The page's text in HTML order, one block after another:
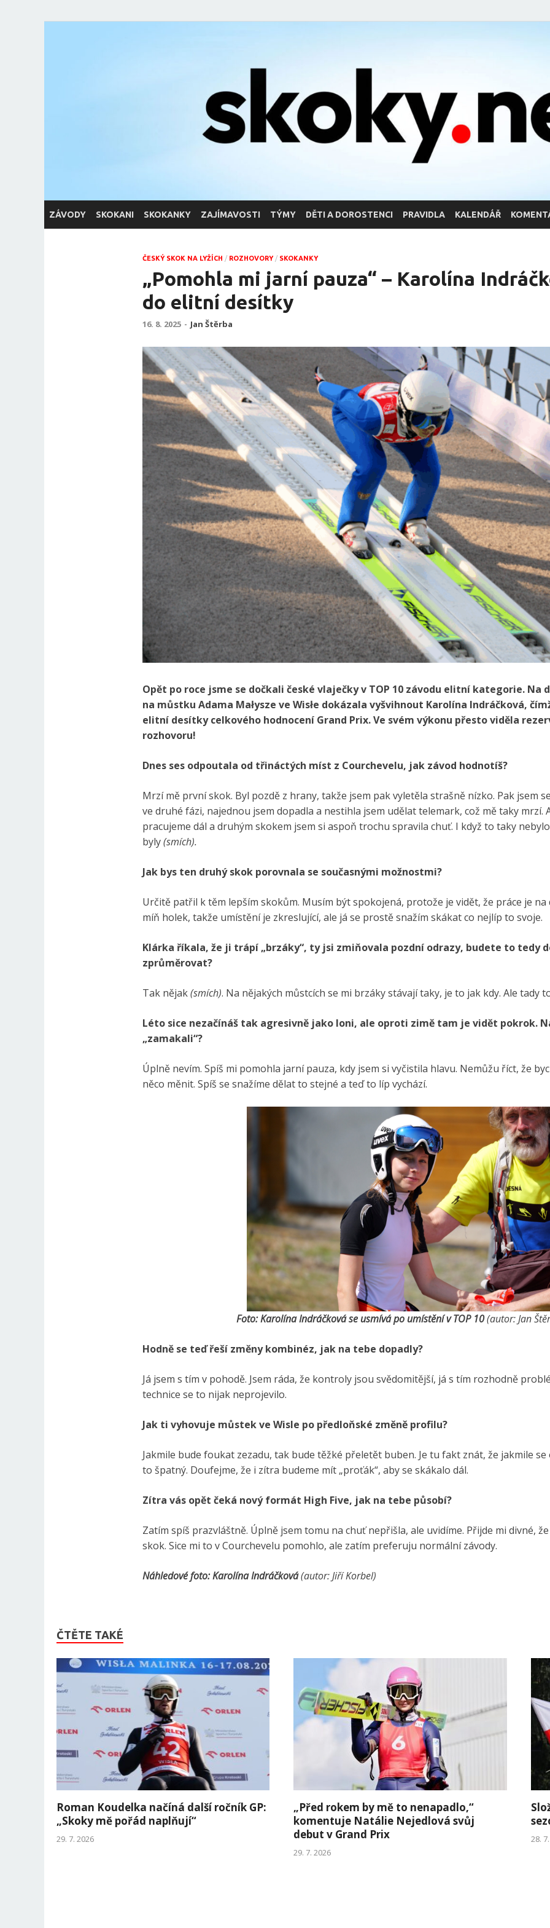
skoky.net
ZÁVODY SKOKANI SKOKANKY ZAJÍMAVOSTI TÝMY DĚTI A DOROSTENCI PRAVIDLA KALENDÁŘ
ČESKÝ SKOK NA LYŽÍCH / ROZHOVORY/ SKOKANKY
„Pomohla mi jarní pauza“ – Karolína
do elitní desítky
16. 8. 2025 - Jan Štěrba
Opět po roce jsme se dočkali české vlaječky v TOP 10 závodu elitní kategorie. Na
na můstku Adama Małysze ve Wisłe dokázala vyšvihnout Karolína Indráčková,
elitní desítky celkového hodnocení Grand Prix. Ve svém výkonu přesto viděla
rozhovoru!
Dnes ses odpoutala od třináctých míst z Courchevelu, jak závod hodnotíš?
Mrzí mě první skok. Byl pozdě z hrany, takže jsem pak vyletěla strašně nízko. Pak jsem
ve druhé fázi, najednou jsem dopadla a nestihla jsem udělat telemark, což mě taky mrzí.
pracujeme dál a druhým skokem jsem si aspoň trochu spravila chuť. I když to taky
byly(smích).
Jak bys ten druhý skok porovnala se současnými možnostmi?
Určitě patřil k těm lepším skokům. Musím být spokojená, protože je vidět, že práce je na
míň holek, takže umístění je zkreslující, ale já se prostě snažím skákat co nejlíp to svoje.
Klárka říkala, že ji trápí „brzáky“, ty jsi zmiňovala pozdní odrazy, budete to tedy
zprůměrovat?
Tak nějak(smích). Na nějakých můstcích se mi brzáky stávají taky, je to jak kdy. Ale tady
Léto sice nezačínáš tak agresivně jako loni, ale oproti zimě tam je vidět pokrok.
„zamakali“?
Úplně nevím. Spíš mi pomohla jarní pauza, kdy jsem si vyčistila hlavu. Nemůžu říct, že
něco měnit. Spíš se snažíme dělat to stejné a teď to líp vychází.
Foto: Karolína Indráčková se usmívá po umístění v TOP 10(autor: Jan
Hodně se teď řeší změny kombinéz, jak na tebe dopadly?
Já jsem s tím v pohodě. Jsem ráda, že kontroly jsou svědomitější, já s tím rozhodně
technice se to nijak neprojevilo.
Jak ti vyhovuje můstek ve Wisle po předloňské změně profilu?
Jakmile bude foukat zezadu, tak bude těžké přeletět buben. Je tu fakt znát, že jakmile
to špatný. Doufejme, že i zítra budeme mít „proťák“, aby se skákalo dál.
Zítra vás opět čeká nový formát High Five, jak na tebe působí?
Zatím spíš prazvláštně. Úplně jsem tomu na chuť nepřišla, ale uvidíme. Přijde mi divné,
skok. Sice mi to v Courchevelu pomohlo, ale zatím preferuju normální závody.
Náhledové foto: Karolína Indráčková(autor: Jiří Korbel)
ČTĚTE TAKÉ
Roman Koudelka načíná další ročník GP:
„Skoky mě pořád naplňují“
29. 7. 2026
„Před rokem by mě to nenapadlo,“
komentuje Natálie Nejedlová svůj
debut v Grand Prix
29. 7. 2026
28.